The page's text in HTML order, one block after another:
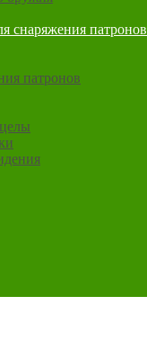
снаряжения патронов
патронов